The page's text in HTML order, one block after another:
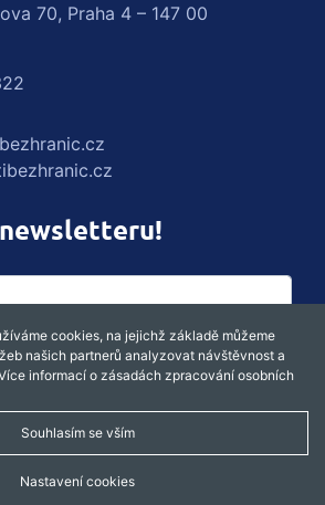
70, Praha 4 – 147 00
Captcha obnovit
cookies, na jejichž základě můžeme
našich partnerů analyzovat návštěvnost a
informací o zásadách zpracování osobních
Souhlasím se vším
Nastavení cookies